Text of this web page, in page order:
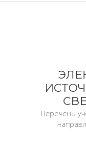
Перечень